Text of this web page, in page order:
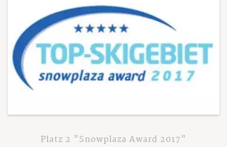
Platz 2 "Snowplaza Award 2017"